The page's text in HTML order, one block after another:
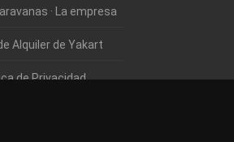
· La empresa
Alquiler de Yakart
de Privacidad